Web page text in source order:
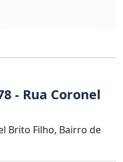
- Rua Coronel
Brito Filho, Bairro de